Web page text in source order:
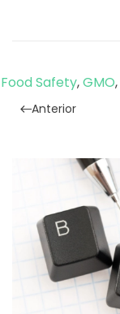
Food Safety,GMO,
Anterior